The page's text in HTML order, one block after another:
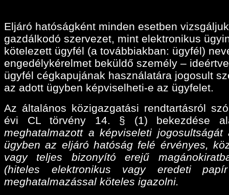
Eljáró hatóságként minden esetben
gazdálkodó szervezet, mint elektronikus
kötelezett ügyfél (a továbbiakban: ügyfél)
engedélykérelmet beküldő személy –
ügyfél cégkapujának használatára jogosult
az adott ügyben képviselheti-e az ügyfelet.
Az általános közigazgatási rendtartásról
évi CL törvény 14. § (1) bekezdése
meghatalmazott a képviseleti jogosultságát
ügyben az eljáró hatóság felé érvényes,
vagy teljes bizonyító erejű
(hiteles elektronikus vagy eredeti
meghatalmazással köteles igazolni.